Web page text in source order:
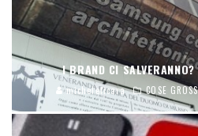
I BRAND CI
micheleficara COSE